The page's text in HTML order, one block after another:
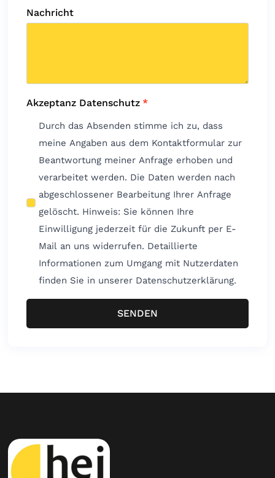
Nachricht
Akzeptanz Datenschutz *
Durch das Absenden stimme ich zu, dass
meine Angaben aus dem Kontaktformular zur
Beantwortung meiner Anfrage erhoben und
verarbeitet werden. Die Daten werden nach
abgeschlossener Bearbeitung Ihrer Anfrage
gelöscht. Hinweis: Sie können Ihre
Einwilligung jederzeit für die Zukunft per E-
Mail an uns widerrufen. Detaillierte
Informationen zum Umgang mit Nutzerdaten
finden Sie in unserer Datenschutzerklärung.
SENDEN